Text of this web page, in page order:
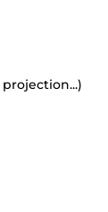
projection...)